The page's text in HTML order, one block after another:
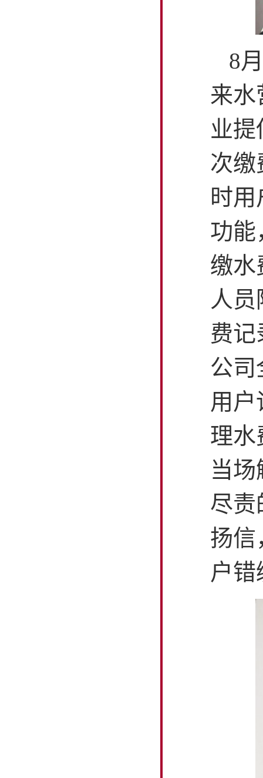
8
来水
业提
次缴
时
功能
缴水
人
费记
公司
用
理水
当
尽责
扬信
户